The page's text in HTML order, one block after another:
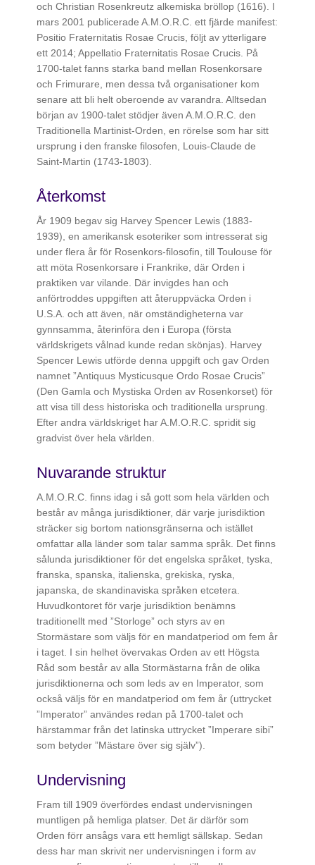
och Christian Rosenkreutz alkemiska bröllop (1616). I
mars 2001 publicerade A.M.O.R.C. ett fjärde manifest:
Positio Fraternitatis Rosae Crucis, följt av ytterligare
ett 2014; Appellatio Fraternitatis Rosae Crucis. På
1700-talet fanns starka band mellan Rosenkorsare
och Frimurare, men dessa två organisationer kom
senare att bli helt oberoende av varandra. Alltsedan
början av 1900-talet stödjer även A.M.O.R.C. den
Traditionella Martinist-Orden, en rörelse som har sitt
ursprung i den franske filosofen, Louis-Claude de
Saint-Martin (1743-1803).
Återkomst
År 1909 begav sig Harvey Spencer Lewis (1883-
1939), en amerikansk esoteriker som intresserat sig
under flera år för Rosenkors-filosofin, till Toulouse för
att möta Rosenkorsare i Frankrike, där Orden i
praktiken var vilande. Där invigdes han och
anförtroddes uppgiften att återuppväcka Orden i
U.S.A. och att även, när omständigheterna var
gynnsamma, återinföra den i Europa (första
världskrigets vålnad kunde redan skönjas). Harvey
Spencer Lewis utförde denna uppgift och gav Orden
namnet ”Antiquus Mysticusque Ordo Rosae Crucis”
(Den Gamla och Mystiska Orden av Rosenkorset) för
att visa till dess historiska och traditionella ursprung.
Efter andra världskriget har A.M.O.R.C. spridit sig
gradvist över hela världen.
Nuvarande struktur
A.M.O.R.C. finns idag i så gott som hela världen och
består av många jurisdiktioner, där varje jurisdiktion
sträcker sig bortom nationsgränserna och istället
omfattar alla länder som talar samma språk. Det finns
sålunda jurisdiktioner för det engelska språket, tyska,
franska, spanska, italienska, grekiska, ryska,
japanska, de skandinaviska språken etcetera.
Huvudkontoret för varje jurisdiktion benämns
traditionellt med ”Storloge” och styrs av en
Stormästare som väljs för en mandatperiod om fem år
i taget. I sin helhet övervakas Orden av ett Högsta
Råd som består av alla Stormästarna från de olika
jurisdiktionerna och som leds av en Imperator, som
också väljs för en mandatperiod om fem år (uttrycket
”Imperator” användes redan på 1700-talet och
härstammar från det latinska uttrycket ”Imperare sibi”
som betyder ”Mästare över sig själv”).
Undervisning
Fram till 1909 överfördes endast undervisningen
muntligen på hemliga platser. Det är därför som
Orden förr ansågs vara ett hemligt sällskap. Sedan
dess har man skrivit ner undervisningen i form av